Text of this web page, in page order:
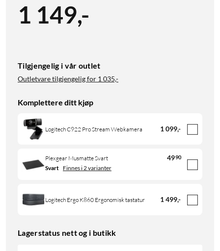
1 149,-
Tilgjengelig i vår outlet
Outletvare tilgjengelig for 1 035,-
Komplettere ditt kjøp
Logitech C922 Pro Stream Webkamera 1 099,-
Plexgear Musmatte Svart 4990
Svart Finnes i 2 varianter
Logitech Ergo K860 Ergonomisk tastatur 1 499,-
Lagerstatus nett og i butikk